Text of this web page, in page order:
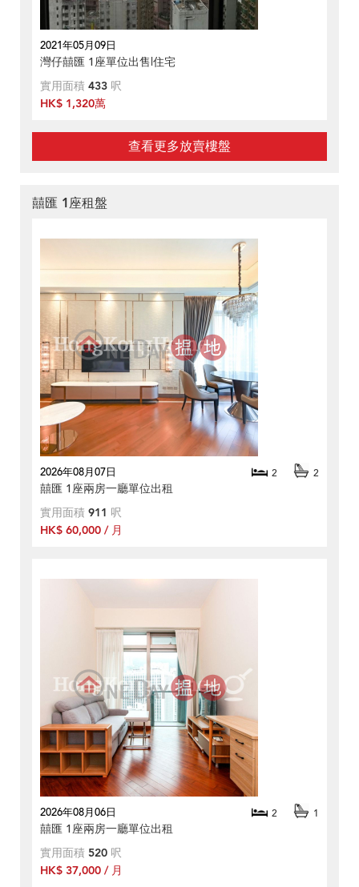
2021年05月09日
灣仔囍匯 1座單位出售|住宅
實用面積 433 呎
HK$ 1,320萬
查看更多放賣樓盤
囍匯 1座租盤
2026年08月07日 2 2
囍匯 1座兩房一廳單位出租
實用面積 911 呎
HK$ 60,000 / 月
2026年08月06日 2 1
囍匯 1座兩房一廳單位出租
實用面積 520 呎
HK$ 37,000 / 月